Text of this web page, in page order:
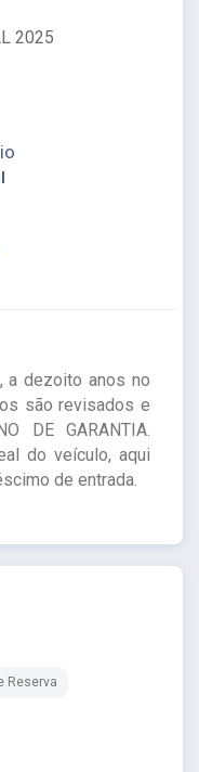
2025
a dezoito anos no
são revisados e
DE GARANTIA.
do veículo, aqui
de entrada.
Reserva